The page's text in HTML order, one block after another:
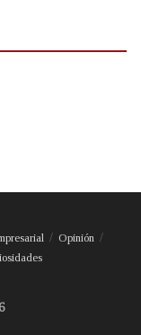
Opinión